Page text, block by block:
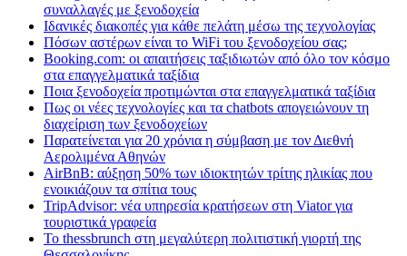
συναλλαγές με ξενοδοχεία
Iδανικές διακοπές για κάθε πελάτη μέσω της τεχνολογίας
Πόσων αστέρων είναι το WiFi του ξενοδοχείου σας;
Booking.com: οι απαιτήσεις ταξιδιωτών από όλο τον κόσμο
στα επαγγελματικά ταξίδια
Ποια ξενοδοχεία προτιμώνται στα επαγγελματικά ταξίδια
Πως οι νέες τεχνολογίες και τα chatbots απογειώνουν τη
διαχείριση των ξενοδοχείων
Παρατείνεται για 20 χρόνια η σύμβαση με τον Διεθνή
Αερολιμένα Αθηνών
AirBnB: αύξηση 50% των ιδιοκτητών τρίτης ηλικίας που
ενοικιάζουν τα σπίτια τους
TripAdvisor: νέα υπηρεσία κρατήσεων στη Viator για
τουριστικά γραφεία
Το thessbrunch στη μεγαλύτερη πολιτιστική γιορτή της